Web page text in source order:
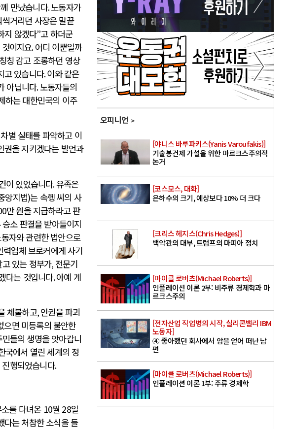
만났습니다.노동자가
거리던 사장은 말끝
지 않겠다”고 하더군
이지요.어디 이뿐일까
칭 감고 조롱하던 영상
고 있습니다.이와 같은
아닙니다.노동자들의
하는 대한민국의 이주
별 실태를 파악하고 이
권을 지키겠다는 발언과
이 있었습니다.유족은
앙지법)는 속헹 씨의 사
만 원을 지급하라고 판
소 판결을 받아들이지
자와 관련한 법안으로
업체 브로커에게 사기
있는 정부가, 전문기
다는 것입니다.아예 계
체불하고,인권을 파괴
으면 미등록의 불안한
들의 생명을 앗아갑니
국에서 열린 세계의 정
행되었습니다.
를 다녀온 10월 28일
다는 처참한 소식을 들
오피니언
[야니스 바루파키스(Yanis Varoufakis)]
기술봉건제 가설을 위한 마르크스주의적
논거
[코스모스, 대화]
은하수의 크기, 예상보다 10% 더 크다
[크리스 헤지스(Chris Hedges)]
백악관의 대부, 트럼프의 마피아 정치
[마이클 로버츠(Michael Roberts)]
인플레이션 이론 2부: 비주류 경제학과 마
르크스주의
[전자산업 직업병의 시작, 실리콘밸리 IBM
노동자]
④ 좋아했던 회사에서 암을 얻어 떠난 남
편
[마이클 로버츠(Michael Roberts)]
인플레이션 이론 1부: 주류 경제학